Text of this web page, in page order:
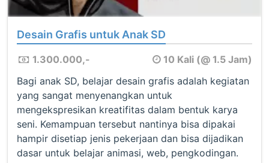
Desain Grafis untuk Anak SD
1.300.000,-
10 Kali (@ 1.5 Jam)
Bagi anak SD, belajar desain grafis adalah kegiatan
yang sangat menyenangkan untuk
mengekspresikan kreatifitas dalam bentuk karya
seni. Kemampuan tersebut nantinya bisa dipakai
hampir disetiap jenis pekerjaan dan bisa dijadikan
dasar untuk belajar animasi, web, pengkodingan.